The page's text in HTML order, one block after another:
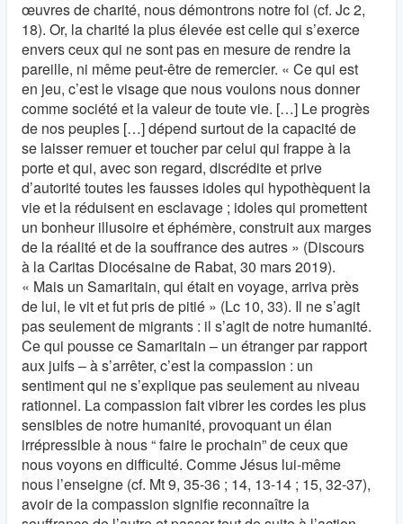
œuvres de charité, nous démontrons notre foi (cf. Jc 2,
18). Or, la charité la plus élevée est celle qui s’exerce
envers ceux qui ne sont pas en mesure de rendre la
pareille, ni même peut-être de remercier. « Ce qui est
en jeu, c’est le visage que nous voulons nous donner
comme société et la valeur de toute vie. […] Le progrès
de nos peuples […] dépend surtout de la capacité de
se laisser remuer et toucher par celui qui frappe à la
porte et qui, avec son regard, discrédite et prive
d’autorité toutes les fausses idoles qui hypothèquent la
vie et la réduisent en esclavage ; idoles qui promettent
un bonheur illusoire et éphémère, construit aux marges
de la réalité et de la souffrance des autres » (Discours
à la Caritas Diocésaine de Rabat, 30 mars 2019).
« Mais un Samaritain, qui était en voyage, arriva près
de lui, le vit et fut pris de pitié » (Lc 10, 33). Il ne s’agit
pas seulement de migrants : il s’agit de notre humanité.
Ce qui pousse ce Samaritain – un étranger par rapport
aux juifs – à s’arrêter, c’est la compassion : un
sentiment qui ne s’explique pas seulement au niveau
rationnel. La compassion fait vibrer les cordes les plus
sensibles de notre humanité, provoquant un élan
irrépressible à nous “ faire le prochain” de ceux que
nous voyons en difficulté. Comme Jésus lui-même
nous l’enseigne (cf. Mt 9, 35-36 ; 14, 13-14 ; 15, 32-37),
avoir de la compassion signifie reconnaître la